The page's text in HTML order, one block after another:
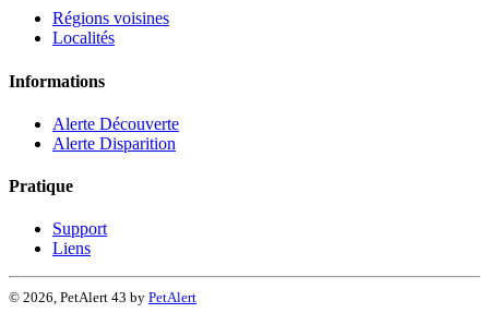
Régions voisines
Localités
Informations
Alerte Découverte
Alerte Disparition
Pratique
Support
Liens
© 2026, PetAlert 43 by PetAlert